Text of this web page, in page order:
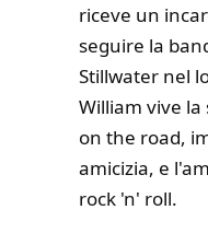
riceve un
seguire la
Stillwater nel
William vive
on the road,
amicizia, e
rock 'n' roll.